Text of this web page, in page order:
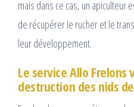
mais dans ce cas, un apiculteur
de récupérer le rucher et le
leur développement.
Le service Allo Frelons
destruction des nids